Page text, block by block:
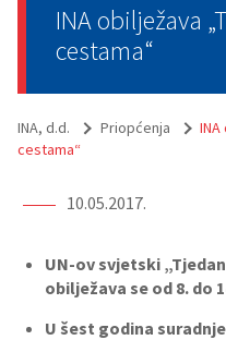
INA obilježava
cestama“
INA, d.d. Priopćenja
cestama“
10.05.2017.
UN-ov svjetski
obilježava se od 8. do
U šest godina